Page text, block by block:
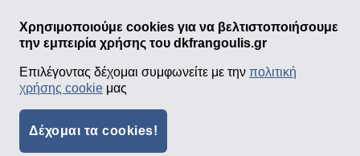
Χρησιμοποιούμε cookies για να βελτιστοποιήσουμε
την εμπειρία χρήσης του dkfrangoulis.gr
Επιλέγοντας δέχομαι συμφωνείτε με την πολιτική
χρήσης cookie μας
Δέχομαι τα cookies!